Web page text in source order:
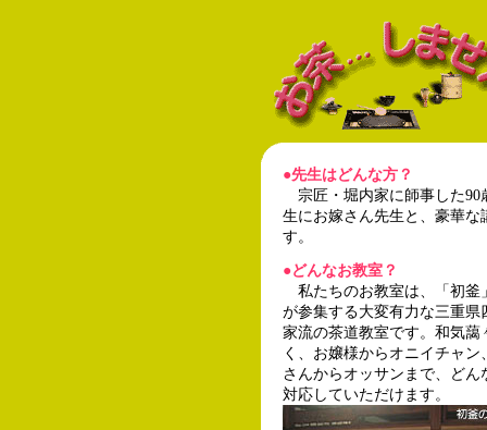
●先生はどんな方？
宗匠・堀内家に師事した90
生にお嫁さん先生と、豪華な
す。
●どんなお教室？
私たちのお教室は、「初釜
が参集する大変有力な三重県
家流の茶道教室です。和気藹
く、お嬢様からオニイチャン
さんからオッサンまで、どん
対応していただけます。